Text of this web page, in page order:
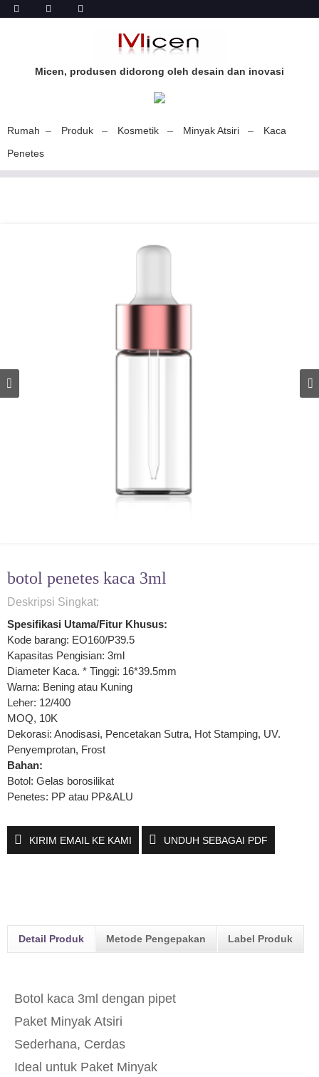
Micen, produsen didorong oleh desain dan inovasi
Rumah Produk Kosmetik Minyak Atsiri
Kaca
Penetes
botol penetes kaca 3ml
Deskripsi Singkat:
Spesifikasi Utama/Fitur Khusus:
Kode barang: EO160/P39.5
Kapasitas Pengisian: 3ml
Diameter Kaca. * Tinggi: 16*39.5mm
Warna: Bening atau Kuning
Leher: 12/400
MOQ, 10K
Dekorasi: Anodisasi, Pencetakan Sutra, Hot Stamping, UV.
Penyemprotan, Frost
Bahan:
Botol: Gelas borosilikat
Penetes: PP atau PP&ALU
KIRIM EMAIL KE KAMI UNDUH SEBAGAI PDF
Detail Produk Metode Pengepakan Label Produk
Botol kaca 3ml dengan pipet
Paket Minyak Atsiri
Sederhana, Cerdas
Ideal untuk Paket Minyak